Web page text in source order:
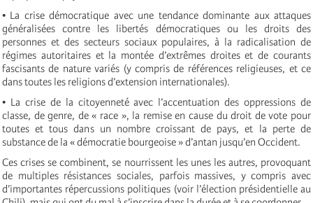
• La crise démocratique avec une tendance dominante aux attaques
généralisées contre les libertés démocratiques ou les droits des
personnes et des secteurs sociaux populaires, à la radicalisation de
régimes autoritaires et la montée d’extrêmes droites et de courants
fascisants de nature variés (y compris de références religieuses, et ce
dans toutes les religions d’extension internationales).
• La crise de la citoyenneté avec l’accentuation des oppressions de
classe, de genre, de « race », la remise en cause du droit de vote pour
toutes et tous dans un nombre croissant de pays, et la perte de
substance de la « démocratie bourgeoise » d’antan jusqu’en Occident.
Ces crises se combinent, se nourrissent les unes les autres, provoquant
de multiples résistances sociales, parfois massives, y compris avec
d’importantes répercussions politiques (voir l’élection présidentielle au